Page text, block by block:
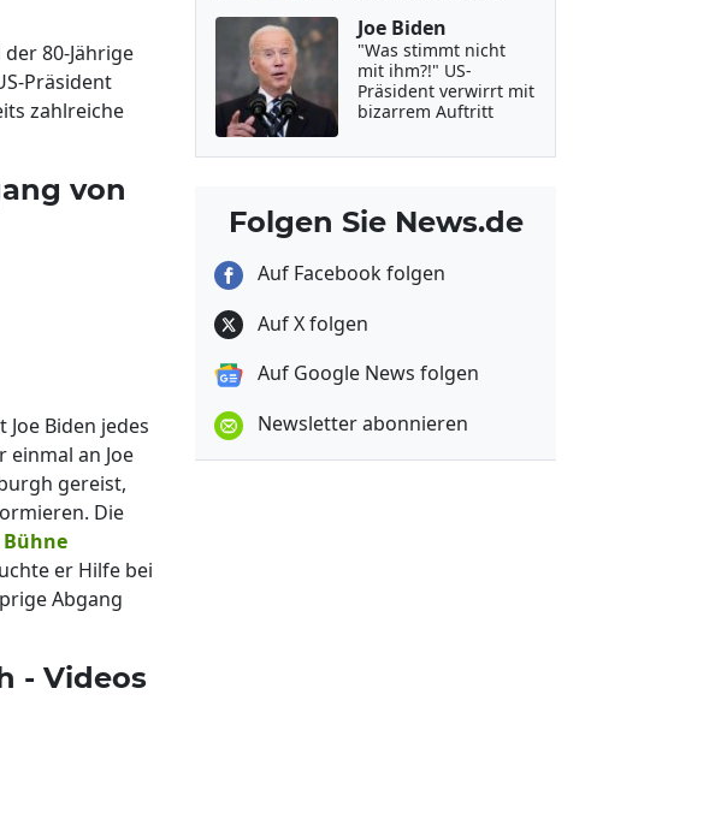
80-Jährige
Präsident
zahlreiche
von
Biden jedes
an Joe
gereist,
Die
Bühne
er Hilfe bei
Abgang
- Videos
Joe Biden
"Was stimmt nicht
mit ihm?!" US-
Präsident verwirrt mit
bizarrem Auftritt
Folgen Sie News.de
Auf Facebook folgen
Auf X folgen
Auf Google News folgen
Newsletter abonnieren